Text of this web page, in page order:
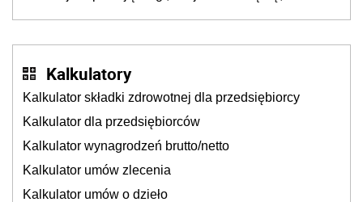
Kalkulatory
Kalkulator składki zdrowotnej dla przedsiębiorcy
Kalkulator dla przedsiębiorców
Kalkulator wynagrodzeń brutto/netto
Kalkulator umów zlecenia
Kalkulator umów o dzieło